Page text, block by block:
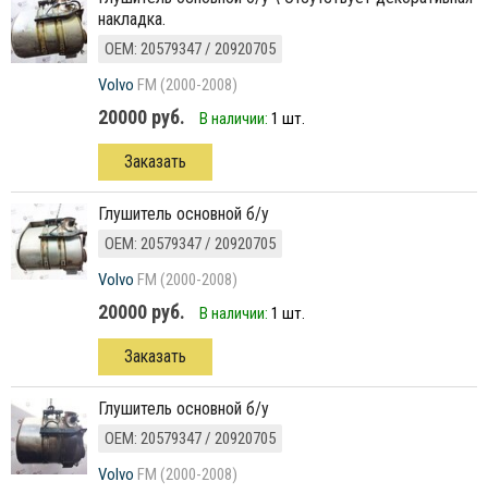
накладка.
ОЕМ: 20579347 / 20920705
Volvo FM (2000-2008)
20000 руб. В наличии: 1 шт.
Заказать
глушитель основной б/у
ОЕМ: 20579347 / 20920705
Volvo FM (2000-2008)
20000 руб. В наличии: 1 шт.
Заказать
глушитель основной б/у
ОЕМ: 20579347 / 20920705
Volvo FM (2000-2008)